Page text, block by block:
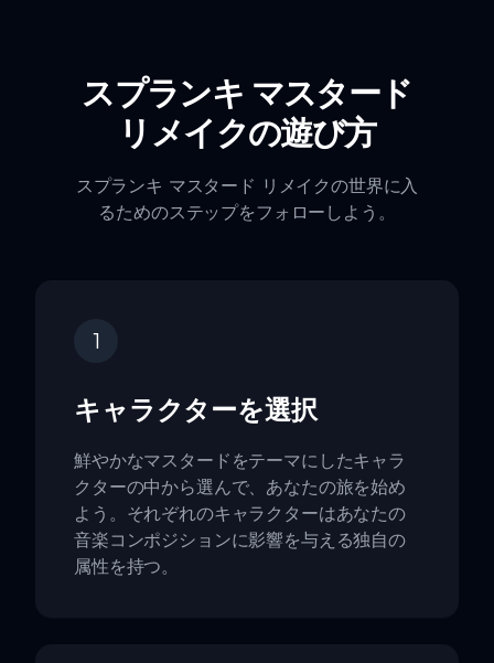
スプランキ マスタード
リメイクの遊び方
スプランキ マスタード リメイクの世界に入
るためのステップをフォローしよう。
1
キャラクターを選択
鮮やかなマスタードをテーマにしたキャラ
クターの中から選んで、あなたの旅を始め
よう。それぞれのキャラクターはあなたの
音楽コンポジションに影響を与える独自の
属性を持つ。